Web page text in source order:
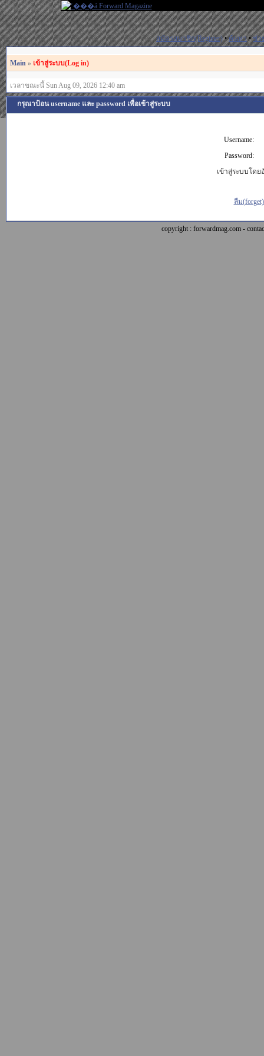
สมัครสมาชิก(Register)•ค้นหา•ช่ว
Main » เข้าสู่ระบบ(Log in)
เวลาขณะนี้ Sun Aug 09, 2026 12:40 am
กรุณาป้อน username และ password เพื่อเข้าสู่ระบบ
Username:
Password:
เข้าสู่ระบบโดย
ลืม
copyright : forwardmag.com -